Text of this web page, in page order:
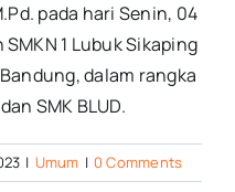
pada hari Senin, 04
1 Lubuk Sikaping
dalam rangka
SMK BLUD.
| Umum | 0 Comments